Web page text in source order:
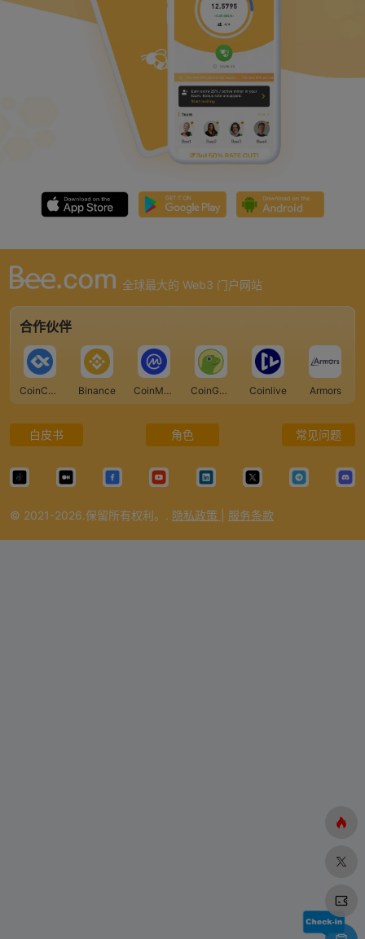
全球最大的 Web3 门户网站
合作伙伴
CoinCarp Binance CoinMarketCap CoinGecko Coinlive Armors
白皮书 角色 常见问题
© 2021-2026.保留所有权利。. 隐私政策 服务条款